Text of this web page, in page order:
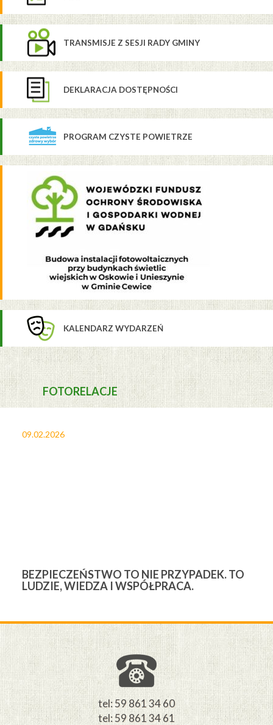
TRANSMISJE Z SESJI RADY GMINY
DEKLARACJA DOSTĘPNOŚCI
PROGRAM CZYSTE POWIETRZE
KALENDARZ WYDARZEŃ
FOTORELACJE
09.02.2026
BEZPIECZEŃSTWO TO NIE PRZYPADEK. TO
LUDZIE, WIEDZA I WSPÓŁPRACA.
tel: 59 861 34 60
tel: 59 861 34 61